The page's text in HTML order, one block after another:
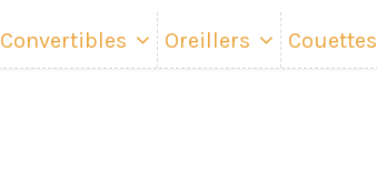
Convertibles Oreillers Couettes